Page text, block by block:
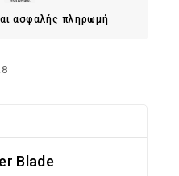
ασφαλής πληρωμή
Blade